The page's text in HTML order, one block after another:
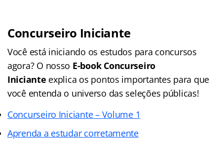
Concurseiro Iniciante
Você está iniciando os estudos para concursos
agora? O nosso E-book Concurseiro
Iniciante explica os pontos importantes para que
você entenda o universo das seleções públicas!
Concurseiro Iniciante – Volume 1
Aprenda a estudar corretamente